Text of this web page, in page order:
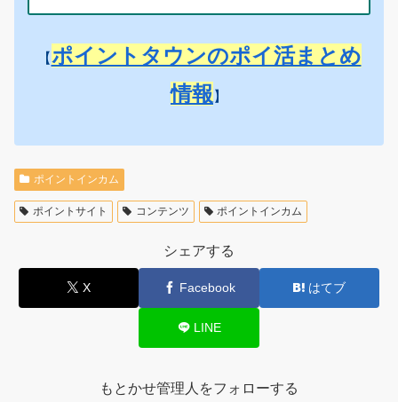
【ポイントタウンのポイ活まとめ
情報 】
ポイントインカム
ポイントサイト コンテンツ ポイントインカム
シェアする
X Facebook はてブ
LINE
もとかせ管理人をフォローする